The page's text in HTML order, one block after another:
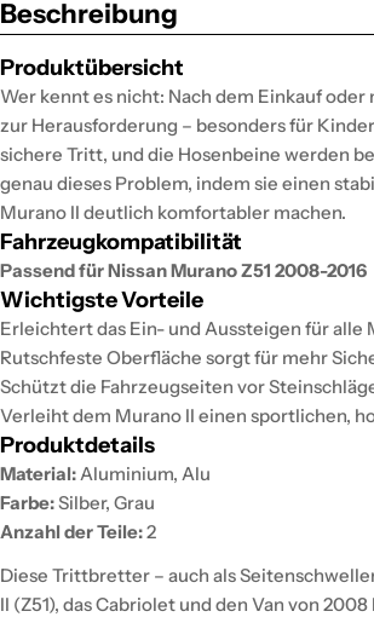
Beschreibung
Produktübersicht
Wer kennt es nicht: Nach dem Einkauf
zur Herausforderung – besonders für
sichere Tritt, und die Hosenbeine werden
genau dieses Problem, indem sie einen
Murano II deutlich komfortabler machen.
Fahrzeugkompatibilität
Passend für Nissan Murano Z51 2008-2016
Wichtigste Vorteile
Erleichtert das Ein- und Aussteigen für alle
Rutschfeste Oberfläche sorgt für mehr
Schützt die Fahrzeugseiten vor
Verleiht dem Murano II einen sportlichen,
Produktdetails
Material:Aluminium, Alu
Farbe:Silber, Grau
Anzahl der Teile:2
Diese Trittbretter – auch als
II (Z51), das Cabriolet und den Van von